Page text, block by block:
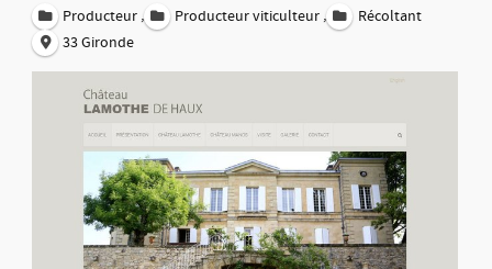
Producteur , Producteur viticulteur ,
Récoltant
33 Gironde